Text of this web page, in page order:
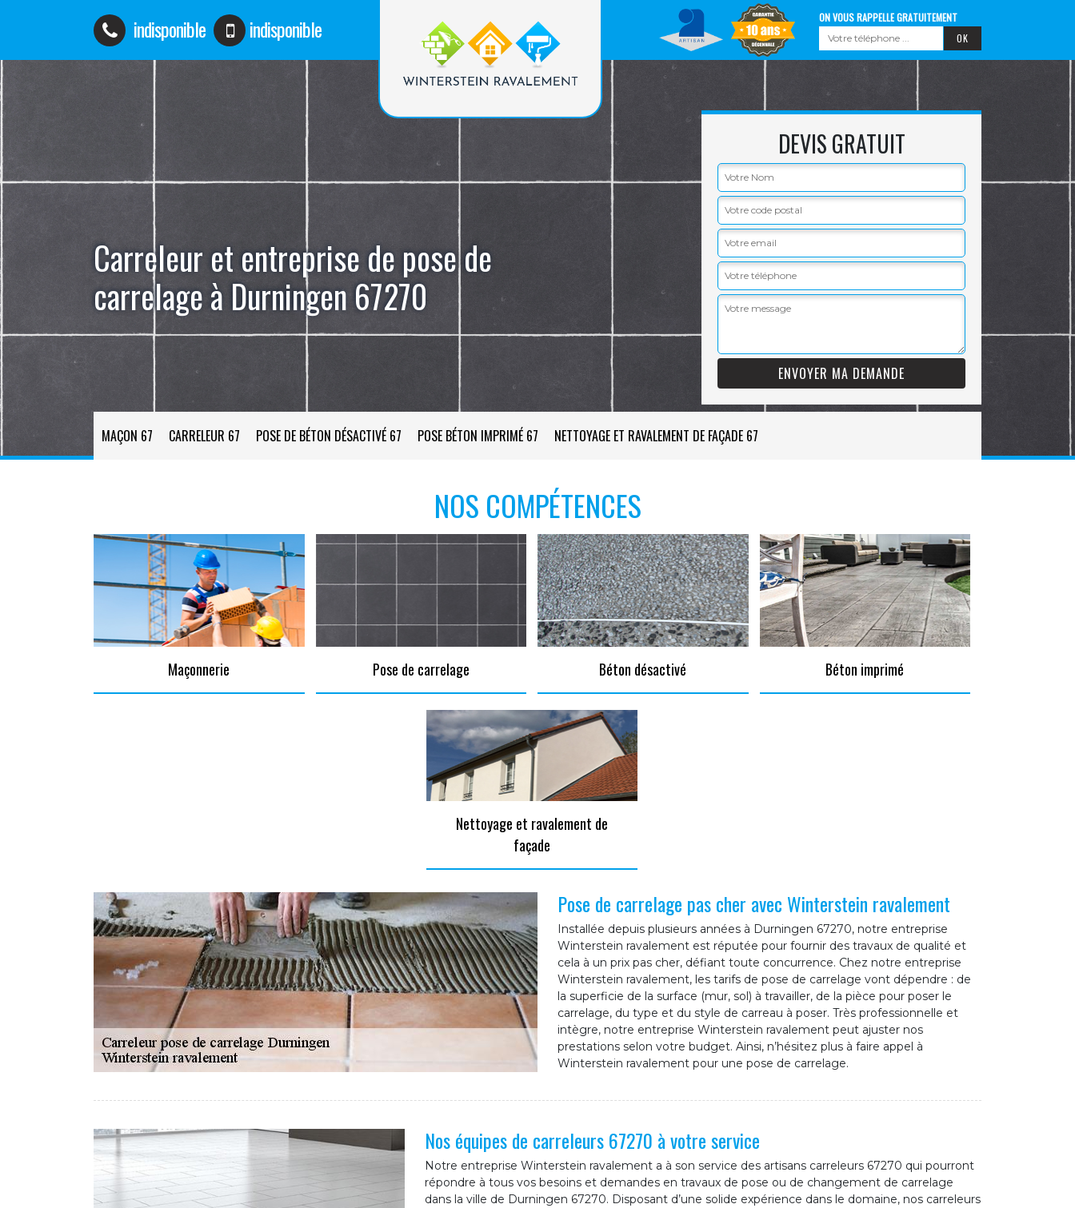
indisponible indisponible ON VOUS RAPPELLE GRATUITEMENT
Carreleur et entreprise de pose de
carrelage à Durningen 67270
DEVIS GRATUIT
MAÇON 67 CARRELEUR 67 POSE DE BÉTON DÉSACTIVÉ 67 POSE BÉTON IMPRIMÉ 67 NETTOYAGE ET RAVALEMENT DE FAÇADE 67
NOS COMPÉTENCES
Maçonnerie Pose de carrelage Béton désactivé Béton imprimé
Nettoyage et ravalement de
façade
Pose de carrelage pas cher avec Winterstein ravalement
Installée depuis plusieurs années à Durningen 67270, notre entreprise
Winterstein ravalement est réputée pour fournir des travaux de qualité et
cela à un prix pas cher, défiant toute concurrence. Chez notre entreprise
Winterstein ravalement, les tarifs de pose de carrelage vont dépendre : de
la superficie de la surface (mur, sol) à travailler, de la pièce pour poser le
carrelage, du type et du style de carreau à poser. Très professionnelle et
intègre, notre entreprise Winterstein ravalement peut ajuster nos
prestations selon votre budget. Ainsi, n’hésitez plus à faire appel à
Winterstein ravalement pour une pose de carrelage.
Nos équipes de carreleurs 67270 à votre service
Notre entreprise Winterstein ravalement a à son service des artisans carreleurs 67270 qui pourront
répondre à tous vos besoins et demandes en travaux de pose ou de changement de carrelage
dans la ville de Durningen 67270. Disposant d’une solide expérience dans le domaine, nos carreleurs